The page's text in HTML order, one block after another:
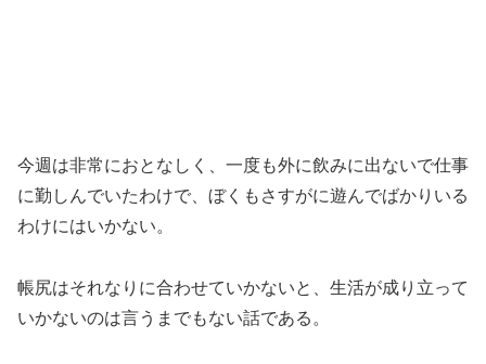
今週は非常におとなしく、一度も外に飲みに出ないで仕事
に勤しんでいたわけで、ぼくもさすがに遊んでばかりいる
わけにはいかない。
帳尻はそれなりに合わせていかないと、生活が成り立って
いかないのは言うまでもない話である。